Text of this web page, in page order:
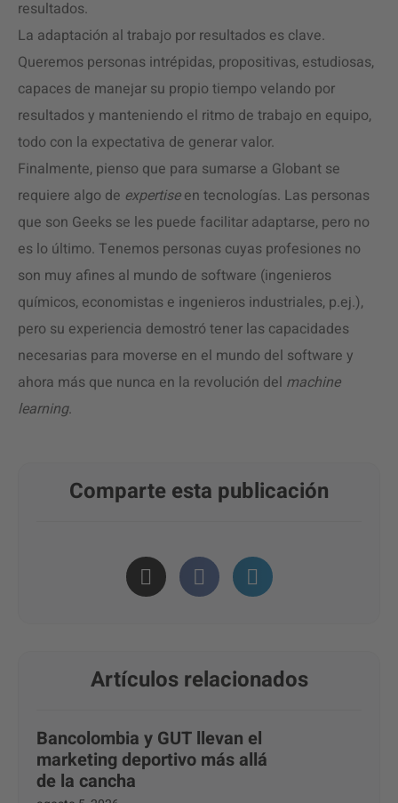
resultados.
La adaptación al trabajo por resultados es clave.
Queremos personas intrépidas, propositivas, estudiosas,
capaces de manejar su propio tiempo velando por
resultados y manteniendo el ritmo de trabajo en equipo,
todo con la expectativa de generar valor.
Finalmente, pienso que para sumarse a Globant se
requiere algo de expertiseen tecnologías. Las personas
que son Geeks se les puede facilitar adaptarse, pero no
es lo último. Tenemos personas cuyas profesiones no
son muy afines al mundo de software (ingenieros
químicos, economistas e ingenieros industriales, p.ej.),
pero su experiencia demostró tener las capacidades
necesarias para moverse en el mundo del software y
ahora más que nunca en la revolución del machine
learning.
Comparte esta publicación
Artículos relacionados
Bancolombia y GUT llevan el
marketing deportivo más allá
de la cancha